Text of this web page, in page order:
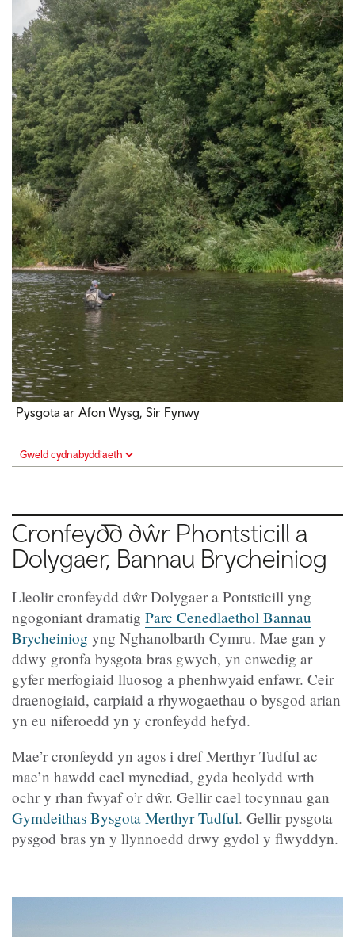
Pysgota ar Afon Wysg, Sir Fynwy
Gweld cydnabyddiaeth
Cronfeydd dŵr Phontsticill a
Dolygaer, Bannau Brycheiniog
Lleolir cronfeydd dŵr Dolygaer a Pontsticill yng
ngogoniant dramatig Parc Cenedlaethol Bannau
Brycheiniog yng Nghanolbarth Cymru. Mae gan y
ddwy gronfa bysgota bras gwych, yn enwedig ar
gyfer merfogiaid lluosog a phenhwyaid enfawr. Ceir
draenogiaid, carpiaid a rhywogaethau o bysgod arian
yn eu niferoedd yn y cronfeydd hefyd.
Mae’r cronfeydd yn agos i dref Merthyr Tudful ac
mae’n hawdd cael mynediad, gyda heolydd wrth
ochr y rhan fwyaf o’r dŵr. Gellir cael tocynnau gan
Gymdeithas Bysgota Merthyr Tudful. Gellir pysgota
pysgod bras yn y llynnoedd drwy gydol y flwyddyn.